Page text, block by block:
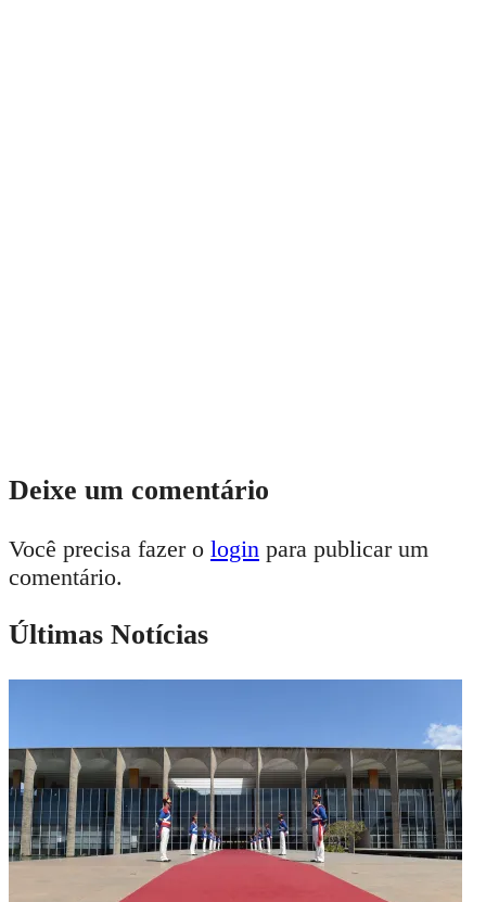
Deixe um comentário
Você precisa fazer o login para publicar um
comentário.
Últimas Notícias